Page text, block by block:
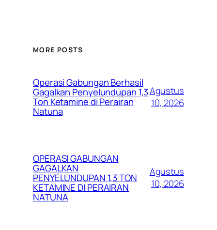
MORE POSTS
Operasi Gabungan Berhasil
Gagalkan Penyelundupan 1,3
Ton Ketamine di Perairan
Natuna
Agustus
10, 2026
OPERASI GABUNGAN
GAGALKAN
PENYELUNDUPAN 1,3 TON
KETAMINE DI PERAIRAN
NATUNA
Agustus
10, 2026